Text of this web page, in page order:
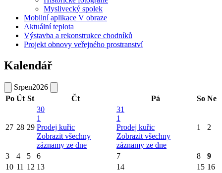
Myslivecký spolek
Mobilní aplikace V obraze
Aktuální teplota
Výstavba a rekonstrukce chodníků
Projekt obnovy veřejného prostranství
Kalendář
Srpen2026
Po Út St Čt Pá So Ne
27 28 29
30
1
Prodej kuřic
Zobrazit všechny
záznamy ze dne
31
1
Prodej kuřic
Zobrazit všechny
záznamy ze dne
1 2
3 4 5 6 7 8
9
10 11 12 13 14 15 16